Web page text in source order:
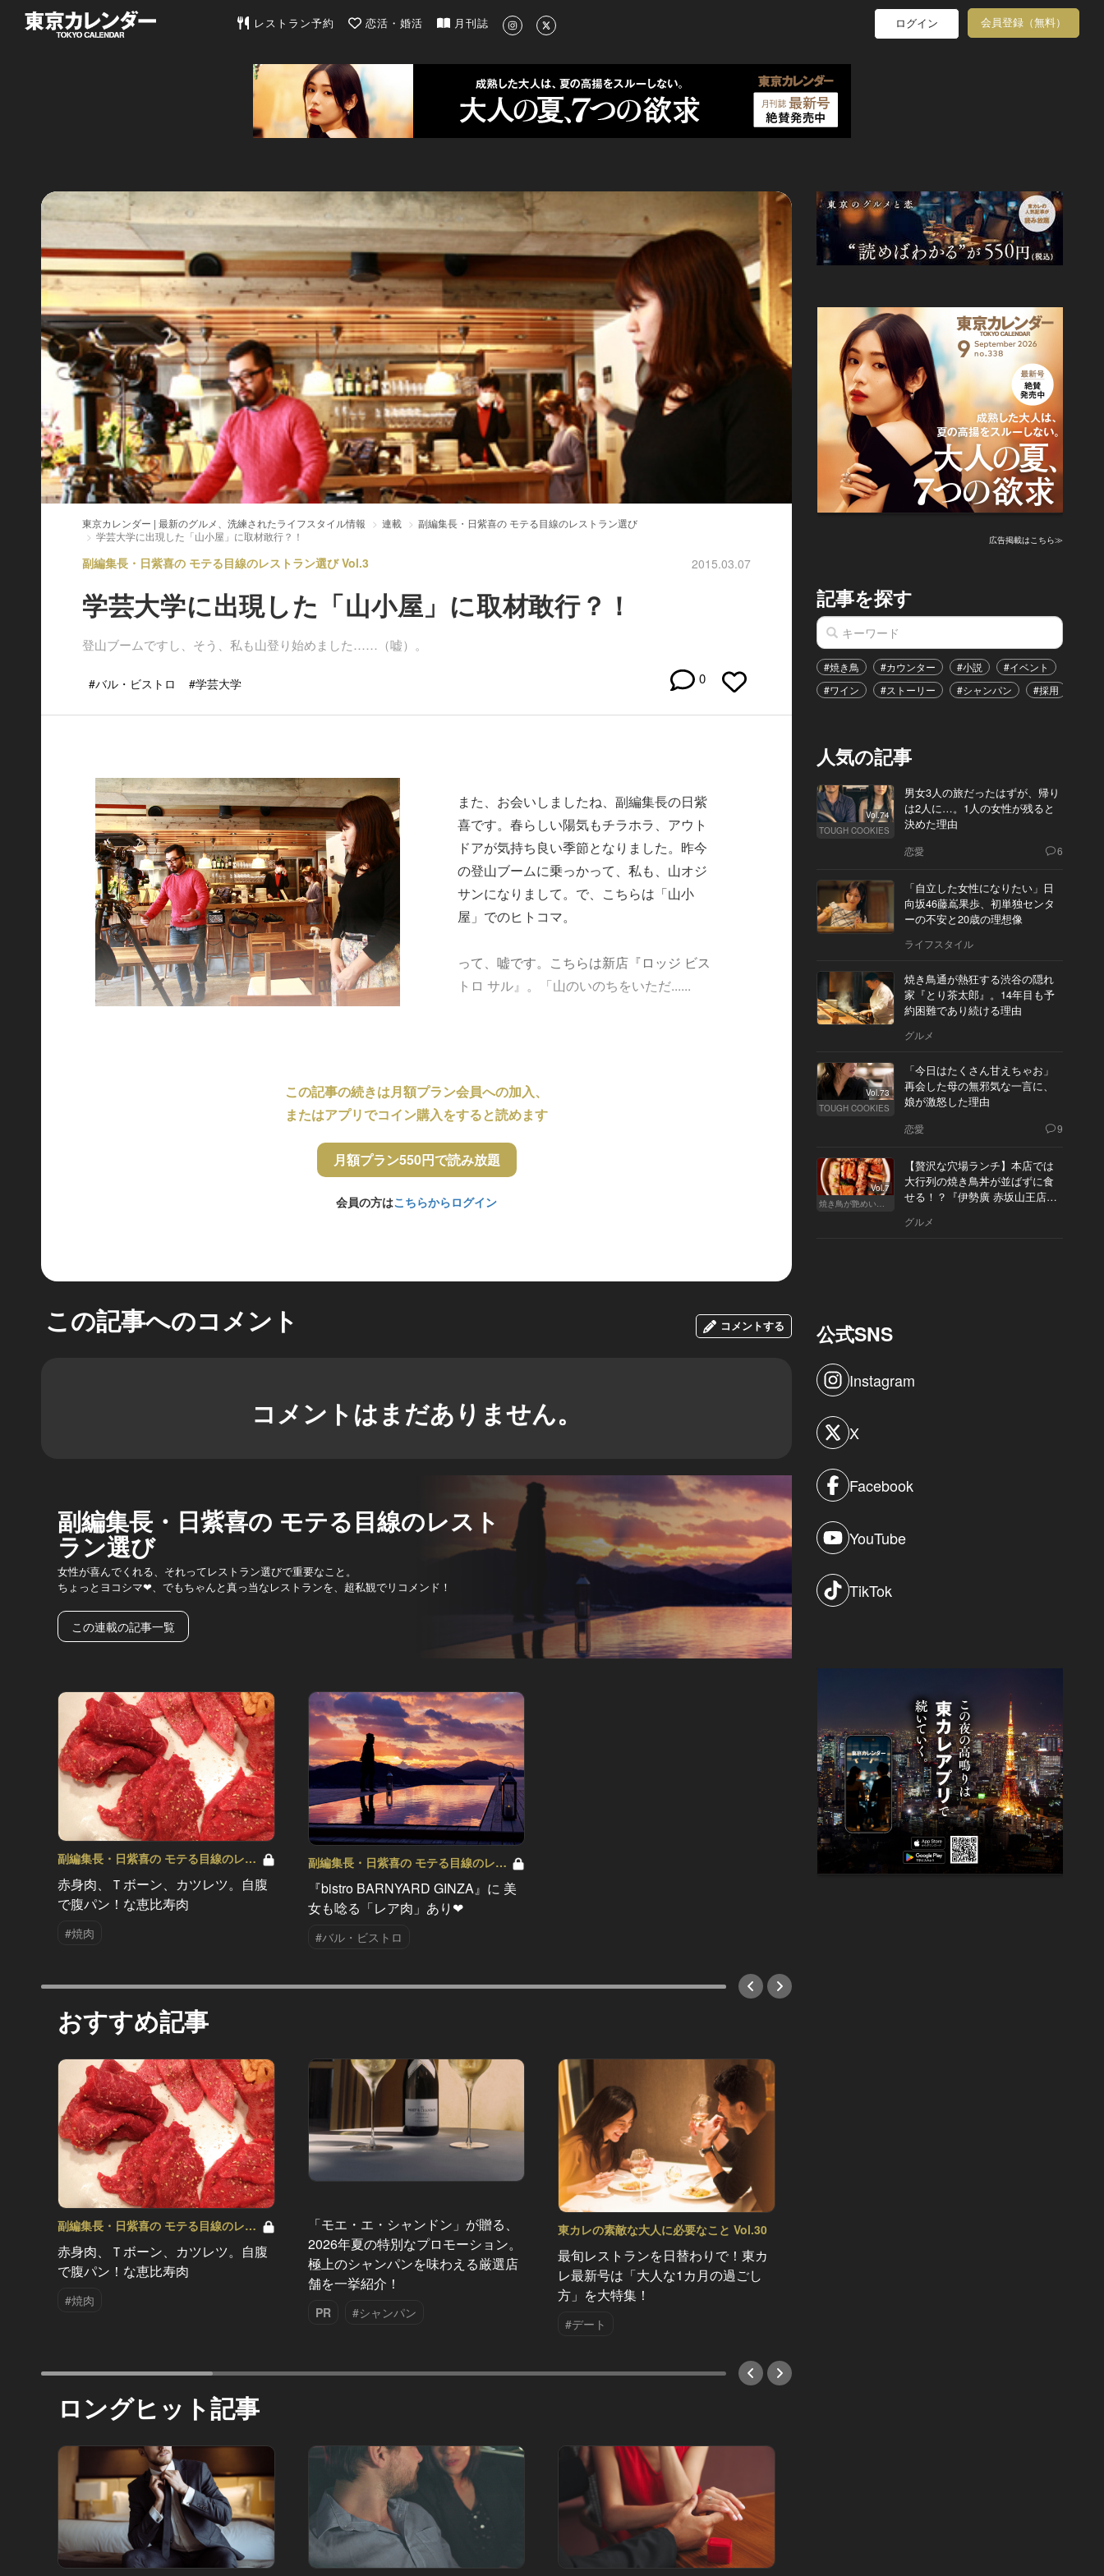
東京カレンダー | 最新のグルメ、洗練されたライフスタイル情報
レストラン予約 恋活・婚活 月刊誌 ログイン 会員登録（無料）
東京カレンダー | 最新のグルメ、洗練されたライフスタイル情報 連載
副編集長・日紫喜の モテる目線のレストラン選び
学芸大学に出現した「山小屋」に取材敢行？！
副編集長・日紫喜の モテる目線のレストラン選び Vol.3 2015.03.07
学芸大学に出現した「山小屋」に取材敢行？！
登山ブームですし、そう、私も山登り始めました……（嘘）。
#バル・ビストロ #学芸大学 0
また、お会いしましたね、副編集長の日紫
喜です。春らしい陽気もチラホラ、アウト
ドアが気持ち良い季節となりました。昨今
の登山ブームに乗っかって、私も、山オジ
サンになりまして。で、こちらは「山小
屋」でのヒトコマ。
って、嘘です。こちらは新店『ロッジ ビス
トロ サル』。「山のいのちをいただ......
この記事の続きは月額プラン会員への加入、
またはアプリでコイン購入をすると読めます
月額プラン550円で読み放題
会員の方はこちらからログイン
この記事へのコメント コメントする
コメントはまだありません。
副編集長・日紫喜の モテる目線のレスト
ラン選び
女性が喜んでくれる、それってレストラン選びで重要なこと。
ちょっとヨコシマ❤、でもちゃんと真っ当なレストランを、超私観でリコメンド！
この連載の記事一覧
副編集長・日紫喜の モテる目線のレス
トラン選び Vol.2
赤身肉、Ｔボーン、カツレツ。自腹
で腹パン！な恵比寿肉
#焼肉
副編集長・日紫喜の モテる目線のレス
『bistro BARNYARD GINZA』に 美
女も唸る「レア肉」あり❤
#バル・ビストロ
おすすめ記事
副編集長・日紫喜の モテる目線のレス
トラン選び Vol.2
赤身肉、Ｔボーン、カツレツ。自腹
で腹パン！な恵比寿肉
#焼肉
「モエ・エ・シャンドン」が贈る、
2026年夏の特別なプロモーション。
極上のシャンパンを味わえる厳選店
舗を一挙紹介！
PR #シャンパン
東カレの素敵な大人に必要なこと Vol.30
最旬レストランを日替わりで！東カ
レ最新号は「大人な1カ月の過ごし
方」を大特集！
#デート
ロングヒット記事
広告掲載はこちら≫
記事を探す
#焼き鳥 #カウンター #小説 #イベント
#ワイン
#ストーリー #シャンパン #採用
人気の記事
Vol.74
TOUGH COOKIES
男女3人の旅だったはずが、帰り
は2人に…。1人の女性が残ると
決めた理由
恋愛 6
「自立した女性になりたい」日
向坂46藤嶌果歩、初単独センタ
ーの不安と20歳の理想像
ライフスタイル
焼き鳥通が熱狂する渋谷の隠れ
家『とり茶太郎』。14年目も予
約困難であり続ける理由
グルメ
Vol.73
TOUGH COOKIES
「今日はたくさん甘えちゃお」
再会した母の無邪気な一言に、
娘が激怒した理由
恋愛 9
Vol.7
焼き鳥が艶めいてきた
【贅沢な穴場ランチ】本店では
大行列の焼き鳥丼が並ばずに食
せる！？『伊勢廣 赤坂山王店』
グルメ
公式SNS
Instagram
X
Facebook
YouTube
TikTok